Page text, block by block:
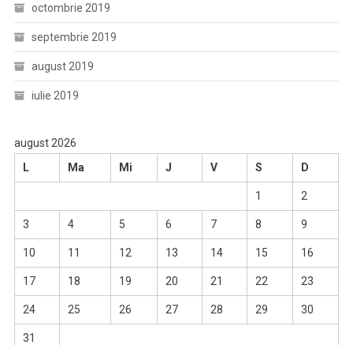
octombrie 2019
septembrie 2019
august 2019
iulie 2019
august 2026
L
Ma Mi J V S D
1 2
3 4 5 6 7 8 9
10 11 12 13 14 15 16
17 18 19 20 21 22 23
24 25 26 27 28 29 30
31